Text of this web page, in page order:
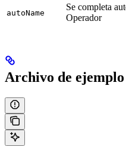
autoName
Se completa
Operador
Archivo de ejemplo